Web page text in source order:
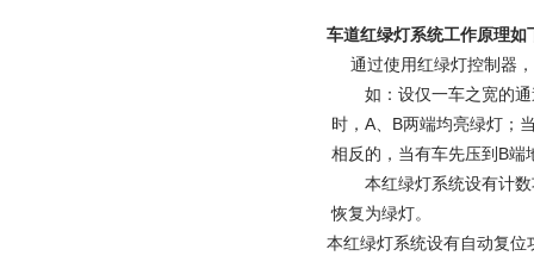
车道红绿灯系统工作原理如
通过使用红绿灯控制器
如：设仅一车之宽的
时，A、B两端均亮绿灯；
相反的，当有车先压到B端
本红绿灯系统设有计
恢复为绿灯。
本红绿灯系统设有自动复